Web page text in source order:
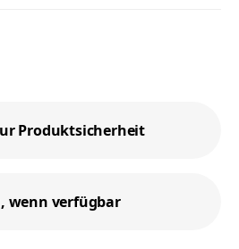
Produktsicherheit
wenn verfügbar